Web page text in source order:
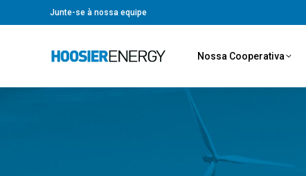
Junte-se à nossa equipe
Nossa Cooperativa